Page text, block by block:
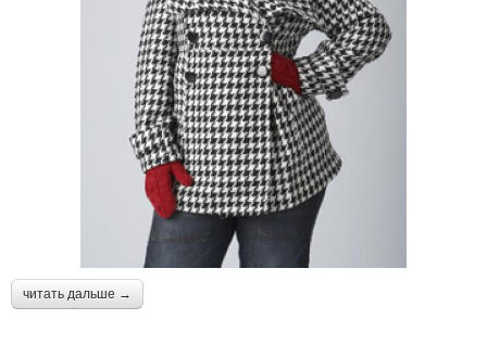
читать дальше →